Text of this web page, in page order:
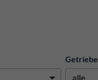
Getriebe